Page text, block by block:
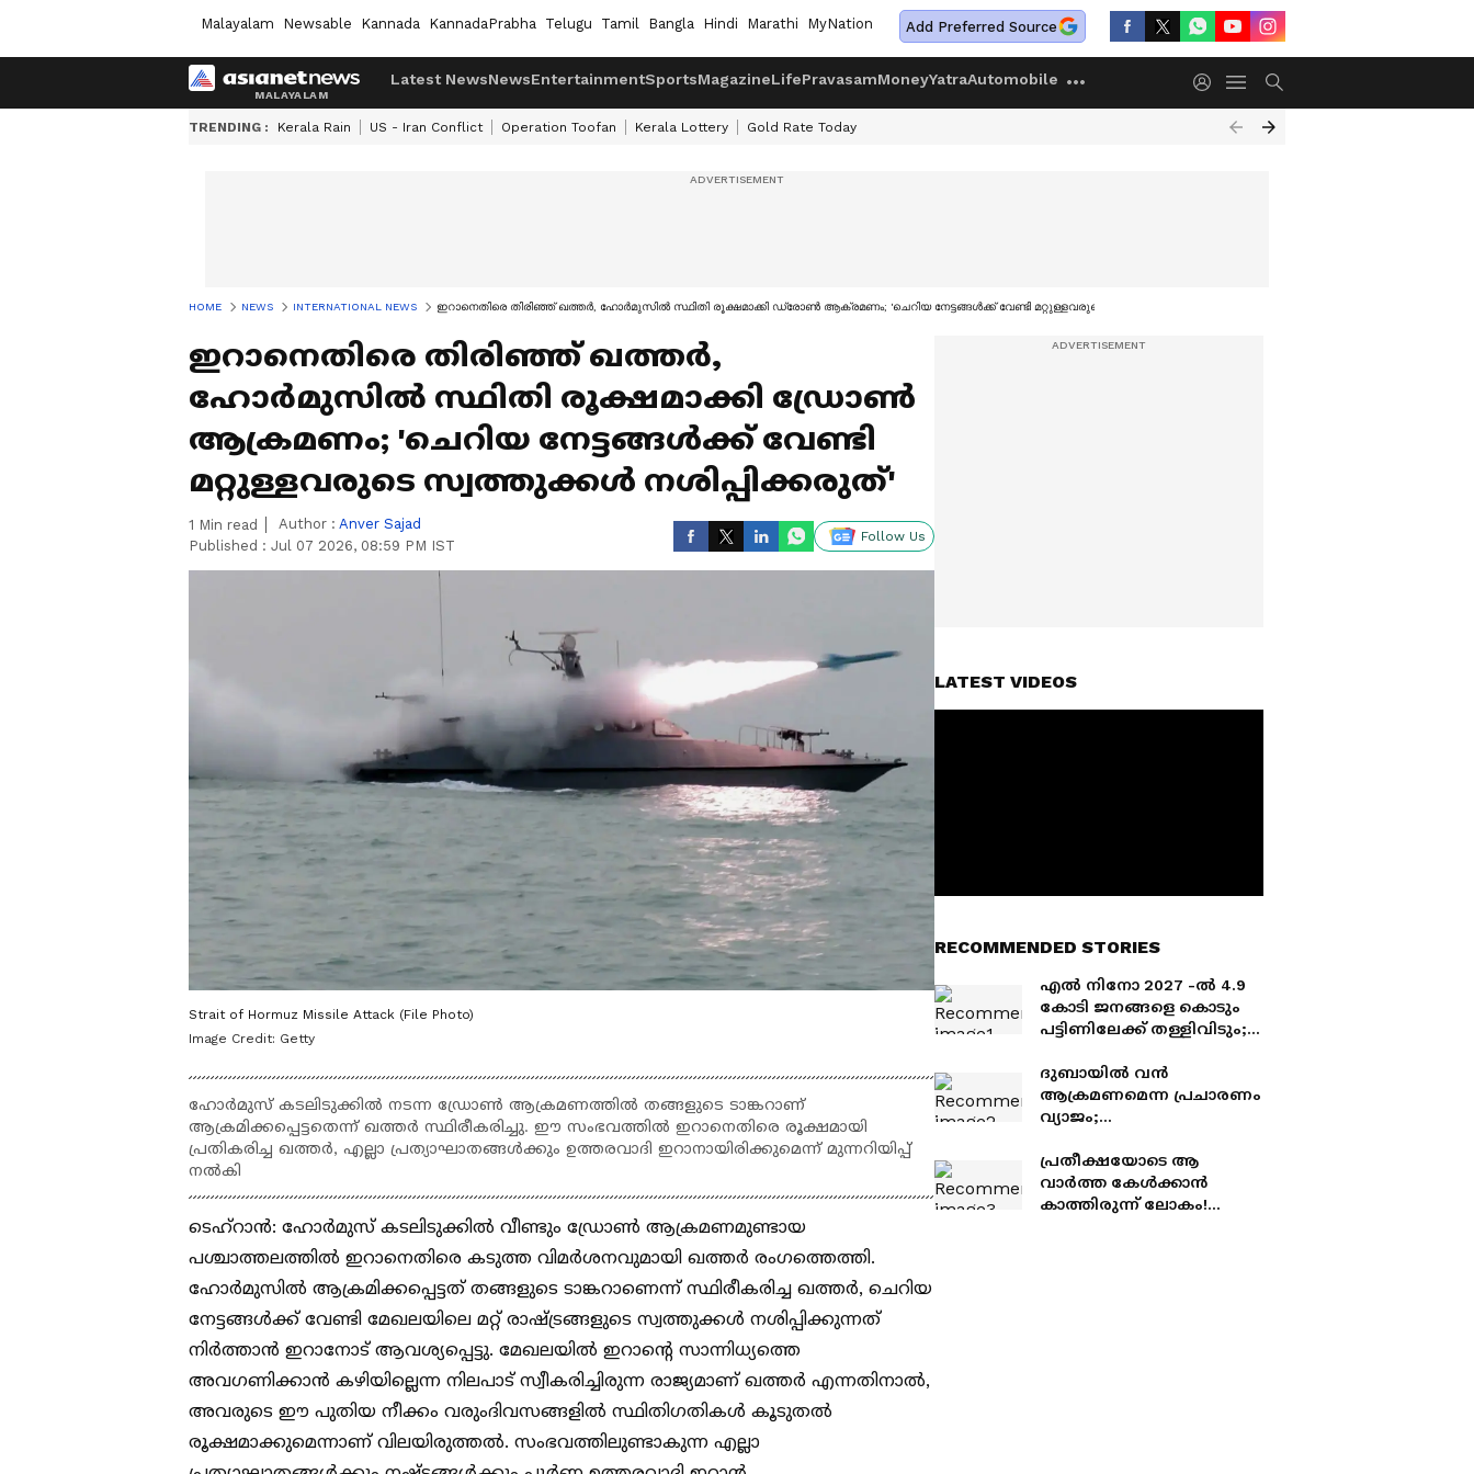
Malayalam Newsable Kannada KannadaPrabha Telugu Tamil Bangla Hindi Marathi MyNation Add Preferred Source
Latest NewsNewsEntertainmentSportsMagazineLifePravasamMoneyYatraAutomobile
TRENDING : Kerala Rain US - Iran Conflict Operation Toofan Kerala Lottery Gold Rate Today
HOME NEWS INTERNATIONAL NEWS ഇറാനെതിരെ തിരിഞ്ഞ് ഖത്തർ, ഹോർമുസിൽ സ്ഥിതി രൂക്ഷമാക്കി ഡ്രോൺ ആക്രമണം; 'ചെറിയ നേട്ടങ്ങൾക്ക് വേണ്ടി മറ്റുള്ളവരുടെ സ്വത്തുക്കൾ നശിപ്പിക്കരുത്'
ഇറാനെതിരെ തിരിഞ്ഞ് ഖത്തർ,
ഹോർമുസിൽ സ്ഥിതി രൂക്ഷമാക്കി ഡ്രോൺ
ആക്രമണം; 'ചെറിയ നേട്ടങ്ങൾക്ക് വേണ്ടി
മറ്റുള്ളവരുടെ സ്വത്തുക്കൾ നശിപ്പിക്കരുത്'
1 Min read Author : Anver Sajad
Published : Jul 07 2026, 08:59 PM IST
Follow Us
Strait of Hormuz Missile Attack (File Photo)
Image Credit: Getty
ഹോർമുസ് കടലിടുക്കിൽ നടന്ന ഡ്രോൺ ആക്രമണത്തിൽ തങ്ങളുടെ ടാങ്കറാണ്
ആക്രമിക്കപ്പെട്ടതെന്ന് ഖത്തർ സ്ഥിരീകരിച്ചു. ഈ സംഭവത്തിൽ ഇറാനെതിരെ രൂക്ഷമായി
പ്രതികരിച്ച ഖത്തർ, എല്ലാ പ്രത്യാഘാതങ്ങൾക്കും ഉത്തരവാദി ഇറാനായിരിക്കുമെന്ന് മുന്നറിയിപ്പ്
നൽകി
ടെഹ്റാൻ: ഹോർമുസ് കടലിടുക്കിൽ വീണ്ടും ഡ്രോൺ ആക്രമണമുണ്ടായ
പശ്ചാത്തലത്തിൽ ഇറാനെതിരെ കടുത്ത വിമർശനവുമായി ഖത്തർ രംഗത്തെത്തി.
ഹോർമുസിൽ ആക്രമിക്കപ്പെട്ടത് തങ്ങളുടെ ടാങ്കറാണെന്ന് സ്ഥിരീകരിച്ച ഖത്തർ, ചെറിയ
നേട്ടങ്ങൾക്ക് വേണ്ടി മേഖലയിലെ മറ്റ് രാഷ്ട്രങ്ങളുടെ സ്വത്തുക്കൾ നശിപ്പിക്കുന്നത്
നിർത്താൻ ഇറാനോട് ആവശ്യപ്പെട്ടു. മേഖലയിൽ ഇറാന്റെ സാന്നിധ്യത്തെ
അവഗണിക്കാൻ കഴിയില്ലെന്ന നിലപാട് സ്വീകരിച്ചിരുന്ന രാജ്യമാണ് ഖത്തർ എന്നതിനാൽ,
അവരുടെ ഈ പുതിയ നീക്കം വരുംദിവസങ്ങളിൽ സ്ഥിതിഗതികൾ കൂടുതൽ
രൂക്ഷമാക്കുമെന്നാണ് വിലയിരുത്തൽ. സംഭവത്തിലുണ്ടാകുന്ന എല്ലാ
LATEST VIDEOS
RECOMMENDED STORIES
എൽ നിനോ 2027 -ൽ 4.9
കോടി ജനങ്ങളെ കൊടും
പട്ടിണിലേക്ക് തള്ളിവിടും;
ദുബായിൽ വൻ
ആക്രമണമെന്ന പ്രചാരണം
വ്യാജം;
അധികൃതർ,
വർക്ക്‌ഷോപ്പിലുണ്ടായ
തീപിടിത്തം വളച്ചൊടിച്ചു
പ്രതീക്ഷയോടെ ആ
വാർത്ത കേൾക്കാൻ
കാത്തിരുന്ന് ലോകം!